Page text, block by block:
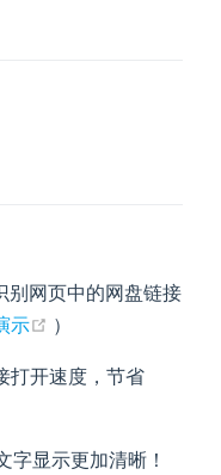
别网页中的网盘链接
示 (opens new
）
打开速度，节省
window)
字显示更加清晰！